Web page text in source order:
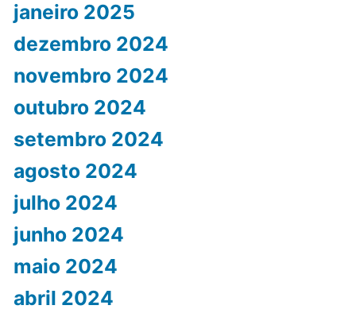
janeiro 2025
dezembro 2024
novembro 2024
outubro 2024
setembro 2024
agosto 2024
julho 2024
junho 2024
maio 2024
abril 2024